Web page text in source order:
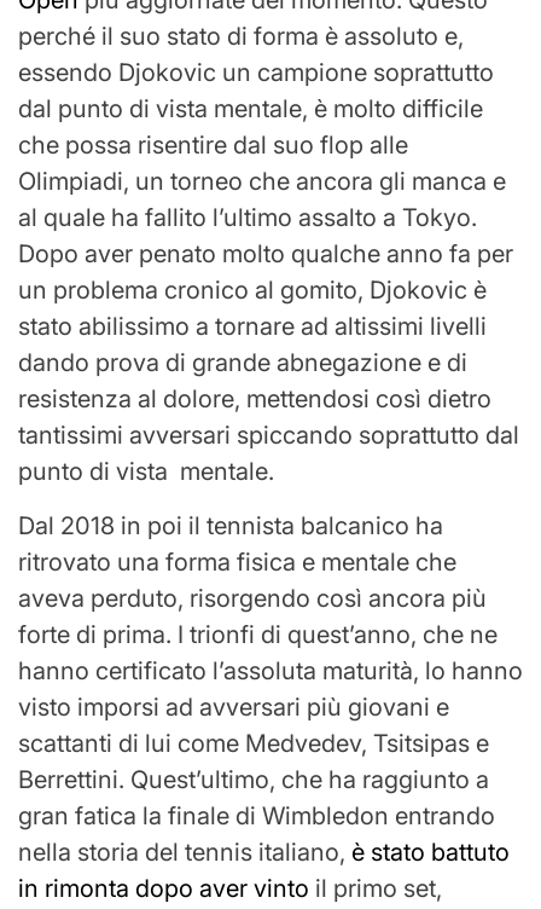
perché il suo stato di forma è assoluto e,
essendo Djokovic un campione soprattutto
dal punto di vista mentale, è molto difficile
che possa risentire dal suo flop alle
Olimpiadi, un torneo che ancora gli manca e
al quale ha fallito l’ultimo assalto a Tokyo.
Dopo aver penato molto qualche anno fa per
un problema cronico al gomito, Djokovic è
stato abilissimo a tornare ad altissimi livelli
dando prova di grande abnegazione e di
resistenza al dolore, mettendosi così dietro
tantissimi avversari spiccando soprattutto dal
punto di vista mentale.
Dal 2018 in poi il tennista balcanico ha
ritrovato una forma fisica e mentale che
aveva perduto, risorgendo così ancora più
forte di prima. I trionfi di quest’anno, che ne
hanno certificato l’assoluta maturità, lo hanno
visto imporsi ad avversari più giovani e
scattanti di lui come Medvedev, Tsitsipas e
Berrettini. Quest’ultimo, che ha raggiunto a
gran fatica la finale di Wimbledon entrando
nella storia del tennis italiano, è stato battuto
in rimonta dopo aver vinto il primo set,